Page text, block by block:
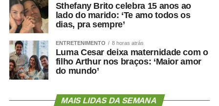
Sthefany Brito celebra 15 anos ao
lado do marido: ‘Te amo todos os
dias, pra sempre’
ENTRETENIMENTO 8 horas atrás
Luma Cesar deixa maternidade com o
filho Arthur nos braços: ‘Maior amor
do mundo’
MAIS LIDAS DA SEMANA